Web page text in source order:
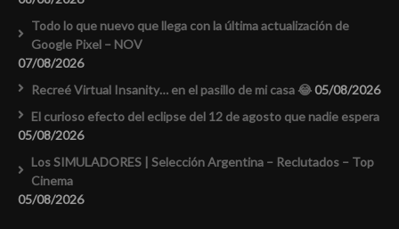
Todo lo que nuevo que llega con la última actualización de
Google Pixel – NOV
07/08/2026
Recreé Virtual Insanity… en el pasillo de mi casa 😂05/08/2026
El curioso efecto del eclipse del 12 de agosto que nadie espera
05/08/2026
Los SIMULADORES | Selección Argentina – Reclutados – Top
Cinema
05/08/2026